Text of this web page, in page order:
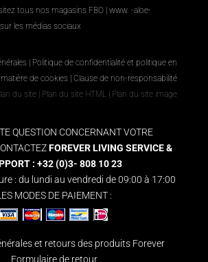
tous nos magasins FBO| www. -aloe-
les médias sociaux
Politique de confidentialité et politique en
matière de cookies |Clause de non-responsabilité
du site
Plan du site HTML Plan du site image
QUESTION CONCERNANT VOTRE
FOREVER LIVING SERVICE &
: +32 (0)3- 808 10 23
: du lundi au vendredi de 09:00 à 17:00
MODES DE PAIEMENT :
et retours des produits Forever
Formulaire de retour